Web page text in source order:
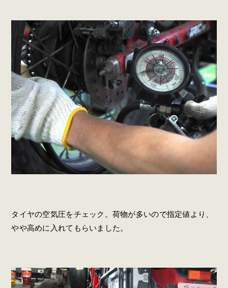
タイヤの空気圧をチェック。荷物が多いので指定値より、
やや高めに入れてもらいました。